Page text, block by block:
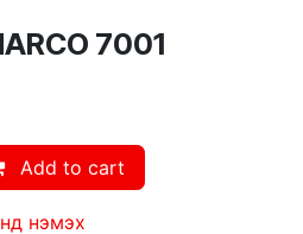
7001
Add to cart
нэмэх